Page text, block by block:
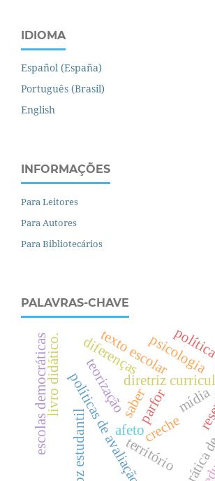
IDIOMA
Español (España)
Português (Brasil)
English
INFORMAÇÕES
Para Leitores
Para Autores
Para Bibliotecários
PALAVRAS-CHAVE
território
diretriz
texto escolar
políticas de avaliação
saber mídia
livro didático.
escolas democráticas parfor
voz estudantil creche
psicologia
teorização
diferenças
afeto